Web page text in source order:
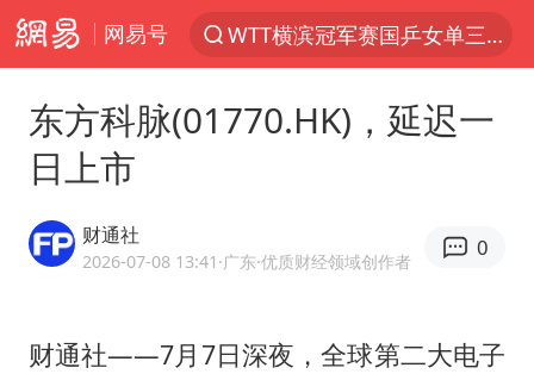
网易号
WTT横滨冠军赛国乒女单三将晋级四强
马克·艾伦退出斯诺克中国公开赛
泰国初中生饮弹自尽前开了26枪
全民健身事业高质量发展
东方科脉(01770.HK)，延迟一
日上市
财通社
2026-07-08 13:41 ·广东·优质财经领域创作者
0
财通社——7月7日深夜，全球第二大电子